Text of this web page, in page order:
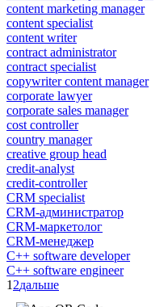
content marketing manager
content specialist
content writer
contract administrator
contract specialist
copywriter content manager
corporate lawyer
corporate sales manager
cost controller
country manager
creative group head
credit-analyst
credit-controller
CRM specialist
CRM-администратор
CRM-маркетолог
CRM-менеджер
C++ software developer
C++ software engineer
1 2дальше